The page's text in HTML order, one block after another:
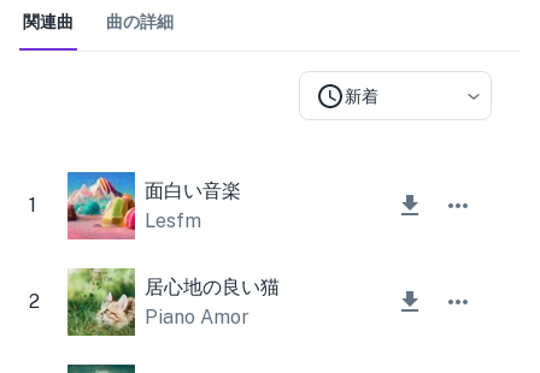
関連曲 曲の詳細
新着
1
面白い音楽
Lesfm
2
居心地の良い猫
Piano Amor